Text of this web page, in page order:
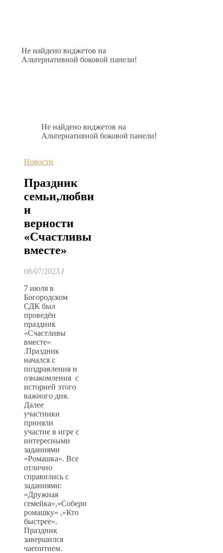
Не найдено виджетов на
Альтернативной боковой панели!
Не найдено виджетов на
Альтернативной боковой панели!
Новости
Праздник
семьи,любви
и
верности
«Счастливы
вместе»
08/07/2023 /
7 июля в
Богородском
СДК был
проведён
праздник
«Счастливы
вместе»
.Праздник
начался с
поздравления и
ознакомления с
историей этого
важного дня.
Далее
участники
приняли
участие в игре с
интересными
заданиями
«Ромашка». Все
отлично
справились с
заданиями:
«Дружная
семейка»,»Собери
ромашку» ,»Кто
быстрее».
Праздник
завершился
чаепитием.